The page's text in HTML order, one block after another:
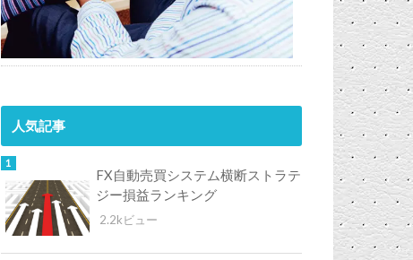
人気記事
FX自動売買システム横断ストラテ
ジー損益ランキング
2.2kビュー